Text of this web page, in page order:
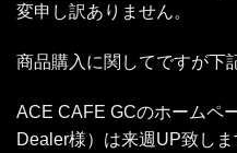
変申し訳ありません。
商品購入に関してですが下
ACE CAFE GCのホームペ
Dealer様）は来週UP致しま